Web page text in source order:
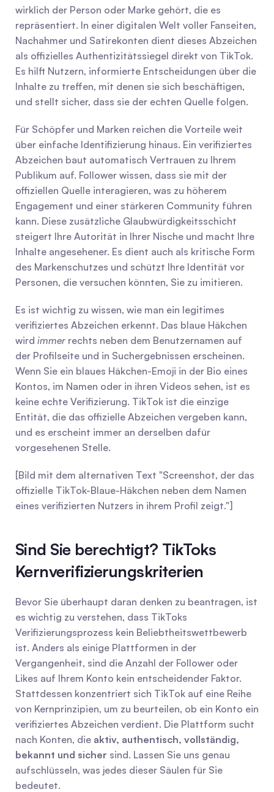
wirklich der Person oder Marke gehört, die es
repräsentiert. In einer digitalen Welt voller Fanseiten,
Nachahmer und Satirekonten dient dieses Abzeichen
als offizielles Authentizitätssiegel direkt von TikTok.
Es hilft Nutzern, informierte Entscheidungen über die
Inhalte zu treffen, mit denen sie sich beschäftigen,
und stellt sicher, dass sie der echten Quelle folgen.
Für Schöpfer und Marken reichen die Vorteile weit
über einfache Identifizierung hinaus. Ein verifiziertes
Abzeichen baut automatisch Vertrauen zu Ihrem
Publikum auf. Follower wissen, dass sie mit der
offiziellen Quelle interagieren, was zu höherem
Engagement und einer stärkeren Community führen
kann. Diese zusätzliche Glaubwürdigkeitsschicht
steigert Ihre Autorität in Ihrer Nische und macht Ihre
Inhalte angesehener. Es dient auch als kritische Form
des Markenschutzes und schützt Ihre Identität vor
Personen, die versuchen könnten, Sie zu imitieren.
Es ist wichtig zu wissen, wie man ein legitimes
verifiziertes Abzeichen erkennt. Das blaue Häkchen
wird immer rechts neben dem Benutzernamen auf
der Profilseite und in Suchergebnissen erscheinen.
Wenn Sie ein blaues Häkchen-Emoji in der Bio eines
Kontos, im Namen oder in ihren Videos sehen, ist es
keine echte Verifizierung. TikTok ist die einzige
Entität, die das offizielle Abzeichen vergeben kann,
und es erscheint immer an derselben dafür
vorgesehenen Stelle.
[Bild mit dem alternativen Text "Screenshot, der das
offizielle TikTok-Blaue-Häkchen neben dem Namen
eines verifizierten Nutzers in ihrem Profil zeigt."]
Sind Sie berechtigt? TikToks
Kernverifizierungskriterien
Bevor Sie überhaupt daran denken zu beantragen, ist
es wichtig zu verstehen, dass TikToks
Verifizierungsprozess kein Beliebtheitswettbewerb
ist. Anders als einige Plattformen in der
Vergangenheit, sind die Anzahl der Follower oder
Likes auf Ihrem Konto kein entscheidender Faktor.
Stattdessen konzentriert sich TikTok auf eine Reihe
von Kernprinzipien, um zu beurteilen, ob ein Konto ein
verifiziertes Abzeichen verdient. Die Plattform sucht
nach Konten, die aktiv, authentisch, vollständig,
bekannt und sicher sind. Lassen Sie uns genau
aufschlüsseln, was jedes dieser Säulen für Sie
bedeutet.